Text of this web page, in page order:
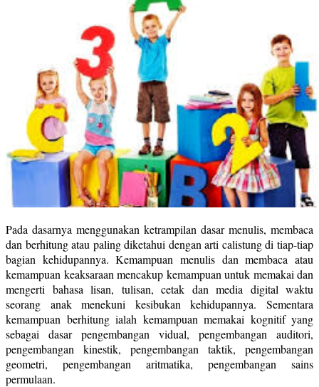
Pada dasarnya menggunakan ketrampilan dasar menulis, membaca
dan berhitung atau paling diketahui dengan arti calistung di tiap-tiap
bagian kehidupannya. Kemampuan menulis dan membaca atau
kemampuan keaksaraan mencakup kemampuan untuk memakai dan
mengerti bahasa lisan, tulisan, cetak dan media digital waktu
seorang anak menekuni kesibukan kehidupannya. Sementara
kemampuan berhitung ialah kemampuan memakai kognitif yang
sebagai dasar pengembangan vidual, pengembangan auditori,
pengembangan kinestik, pengembangan taktik, pengembangan
geometri, pengembangan aritmatika, pengembangan sains
permulaan.